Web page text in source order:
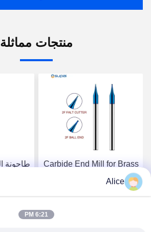
منتجات مماثلة
Carbide End Mill for Brass
Industry Needs Optimal
Performance and
احصل على أفضل سعر
Alice
6:21 PM